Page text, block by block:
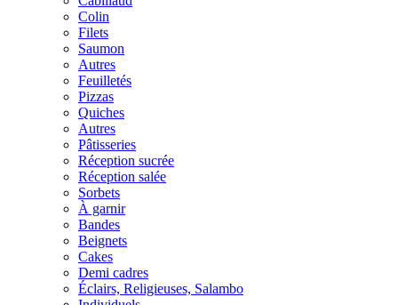
Colin
Filets
Saumon
Autres
Feuilletés
Pizzas
Quiches
Autres
Pâtisseries
Réception sucrée
Réception salée
Sorbets
À garnir
Bandes
Beignets
Cakes
Demi cadres
Éclairs, Religieuses, Salambo